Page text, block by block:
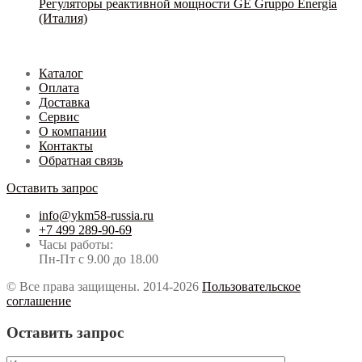
Регуляторы реактивной мощности GE Gruppo Energia
(Италия)
Каталог
Оплата
Доставка
Сервис
О компании
Контакты
Обратная связь
Оставить запрос
info@ykm58-russia.ru
+7 499 289-90-69
Часы работы:
Пн-Пт с 9.00 до 18.00
© Все права защищены. 2014-2026 Пользовательское
соглашение
Оставить запрос